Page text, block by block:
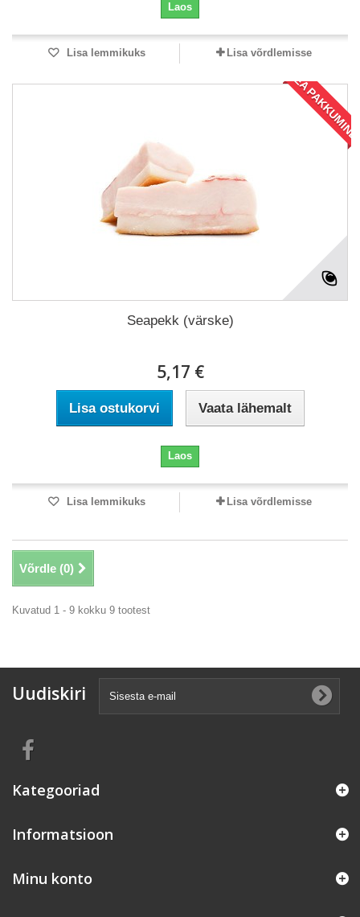
Laos
Lisa lemmikuks Lisa võrdlemisse
HEA
Seapekk (värske)
5,17 €
Lisa ostukorvi Vaata lähemalt
Laos
Lisa lemmikuks Lisa võrdlemisse
Võrdle (0)
Kuvatud 1 - 9 kokku 9 tootest
Uudiskiri
Kategooriad
Informatsioon
Minu konto